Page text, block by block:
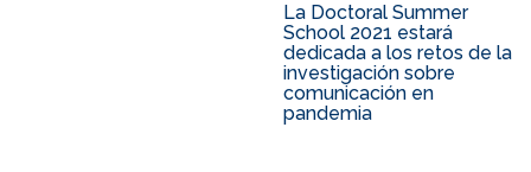
La Doctoral Summer
School 2021 estará
dedicada a los retos de la
investigación sobre
comunicación en
pandemia